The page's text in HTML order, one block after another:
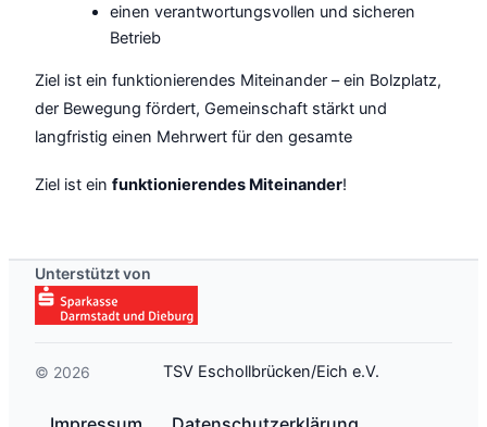
einen verantwortungsvollen und sicheren
Betrieb
Ziel ist ein funktionierendes Miteinander – ein Bolzplatz,
der Bewegung fördert, Gemeinschaft stärkt und
langfristig einen Mehrwert für den gesamte
Ziel ist ein funktionierendes Miteinander!
Unterstützt von
© 2026 TSV Eschollbrücken/Eich e.V.